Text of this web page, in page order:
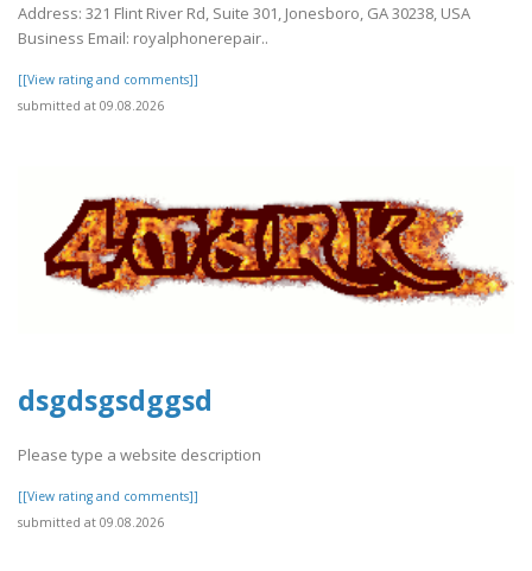
Address: 321 Flint River Rd, Suite 301, Jonesboro, GA 30238, USA
Business Email: royalphonerepair..
[[View rating and comments]]
submitted at 09.08.2026
dsgdsgsdggsd
Please type a website description
[[View rating and comments]]
submitted at 09.08.2026